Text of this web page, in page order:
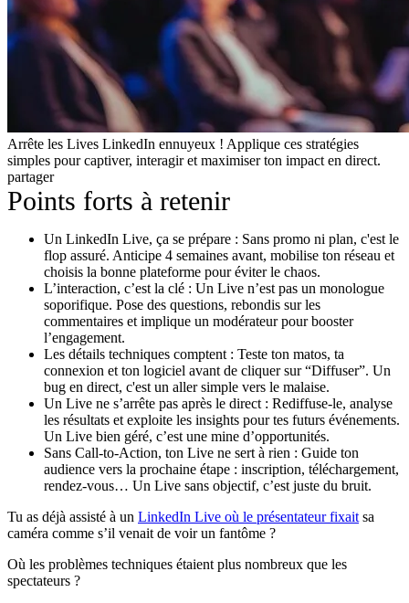
Arrête les Lives LinkedIn ennuyeux ! Applique ces stratégies
simples pour captiver, interagir et maximiser ton impact en direct.
partager
Points forts à retenir
Un LinkedIn Live, ça se prépare : Sans promo ni plan, c'est le
flop assuré. Anticipe 4 semaines avant, mobilise ton réseau et
choisis la bonne plateforme pour éviter le chaos.
L’interaction, c’est la clé : Un Live n’est pas un monologue
soporifique. Pose des questions, rebondis sur les
commentaires et implique un modérateur pour booster
l’engagement.
Les détails techniques comptent : Teste ton matos, ta
connexion et ton logiciel avant de cliquer sur “Diffuser”. Un
bug en direct, c'est un aller simple vers le malaise.
Un Live ne s’arrête pas après le direct : Rediffuse-le, analyse
les résultats et exploite les insights pour tes futurs événements.
Un Live bien géré, c’est une mine d’opportunités.
Sans Call-to-Action, ton Live ne sert à rien : Guide ton
audience vers la prochaine étape : inscription, téléchargement,
rendez-vous… Un Live sans objectif, c’est juste du bruit.
Tu as déjà assisté à un LinkedIn Live où le présentateur fixait sa
caméra comme s’il venait de voir un fantôme ?
Où les problèmes techniques étaient plus nombreux que les
spectateurs ?